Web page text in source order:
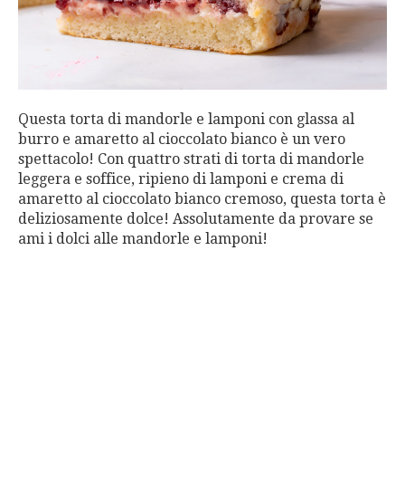
Questa torta di mandorle e lamponi con glassa al
burro e amaretto al cioccolato bianco è un vero
spettacolo! Con quattro strati di torta di mandorle
leggera e soffice, ripieno di lamponi e crema di
amaretto al cioccolato bianco cremoso, questa torta è
deliziosamente dolce! Assolutamente da provare se
ami i dolci alle mandorle e lamponi!